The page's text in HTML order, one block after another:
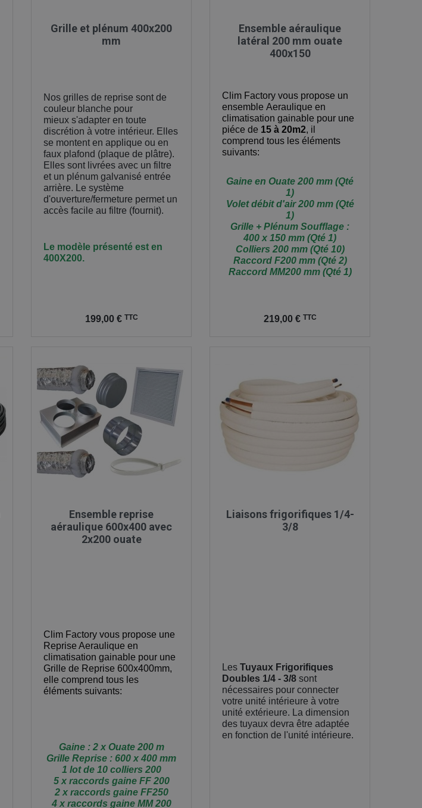
Grille et plénum 400x200
mm
Nos grilles de reprise sont de
couleur blanche pour
mieux s'adapter en toute
discrétion à votre intérieur. Elles
se montent en applique ou en
faux plafond (plaque de plâtre).
Elles sont livrées avec un filtre
et un plénum galvanisé entrée
arrière. Le système
d'ouverture/fermeture permet un
accès facile au filtre (fournit).
Le modèle présenté est en
400X200.
199,00 € TTC
Ensemble aéraulique
latéral 200 mm ouate
400x150
Clim Factory vous propose un
ensemble Aeraulique en
climatisation gainable pour une
piéce de 15 à 20m2, il
comprend tous les éléments
suivants:
Gaine en Ouate 200 mm (Qté
1)
Volet débit d'air 200 mm (Qté
1)
Grille + Plénum Soufflage :
400 x 150 mm (Qté 1)
Colliers 200 mm (Qté 10)
Raccord F200 mm (Qté 2)
Raccord MM200 mm (Qté 1)
219,00 € TTC
Ensemble reprise
aéraulique 600x400 avec
2x200 ouate
Clim Factory vous propose une
Reprise Aeraulique en
climatisation gainable pour une
Grille de Reprise 600x400mm,
elle comprend tous les
éléments suivants:
Gaine : 2 x Ouate 200 m
Grille Reprise : 600 x 400 mm
1 lot de 10 colliers 200
5 x raccords gaine FF 200
2 x raccords gaine FF250
4 x raccords gaine MM 200
Liaisons frigorifiques 1/4-
3/8
Les Tuyaux Frigorifiques
Doubles 1/4 - 3/8 sont
nécessaires pour connecter
votre unité intérieure à votre
unité extérieure. La dimension
des tuyaux devra être adaptée
en fonction de l'unité intérieure.